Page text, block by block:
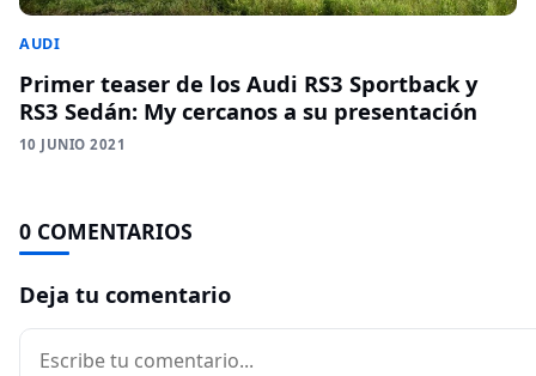
AUDI
Primer teaser de los Audi RS3 Sportback y
RS3 Sedán: My cercanos a su presentación
10 JUNIO 2021
0 COMENTARIOS
Deja tu comentario
Comentario